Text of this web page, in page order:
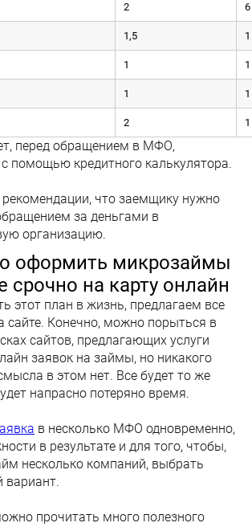
2 6
1,5 1
1 1
1 1
2 1
перед обращением в МФО,
с помощью кредитного калькулятора.
что заемщику нужно
за деньгами в
организацию.
оформить микрозаймы
срочно на карту онлайн
этот план в жизнь, предлагаем все
сайте. Конечно, можно порыться в
сайтов, предлагающих услуги
заявок на займы, но никакого
в этом нет. Все будет то же
напрасно потеряно время.
в несколько МФО одновременно,
в результате и для того, чтобы,
несколько компаний, выбрать
вариант.
прочитать много полезного